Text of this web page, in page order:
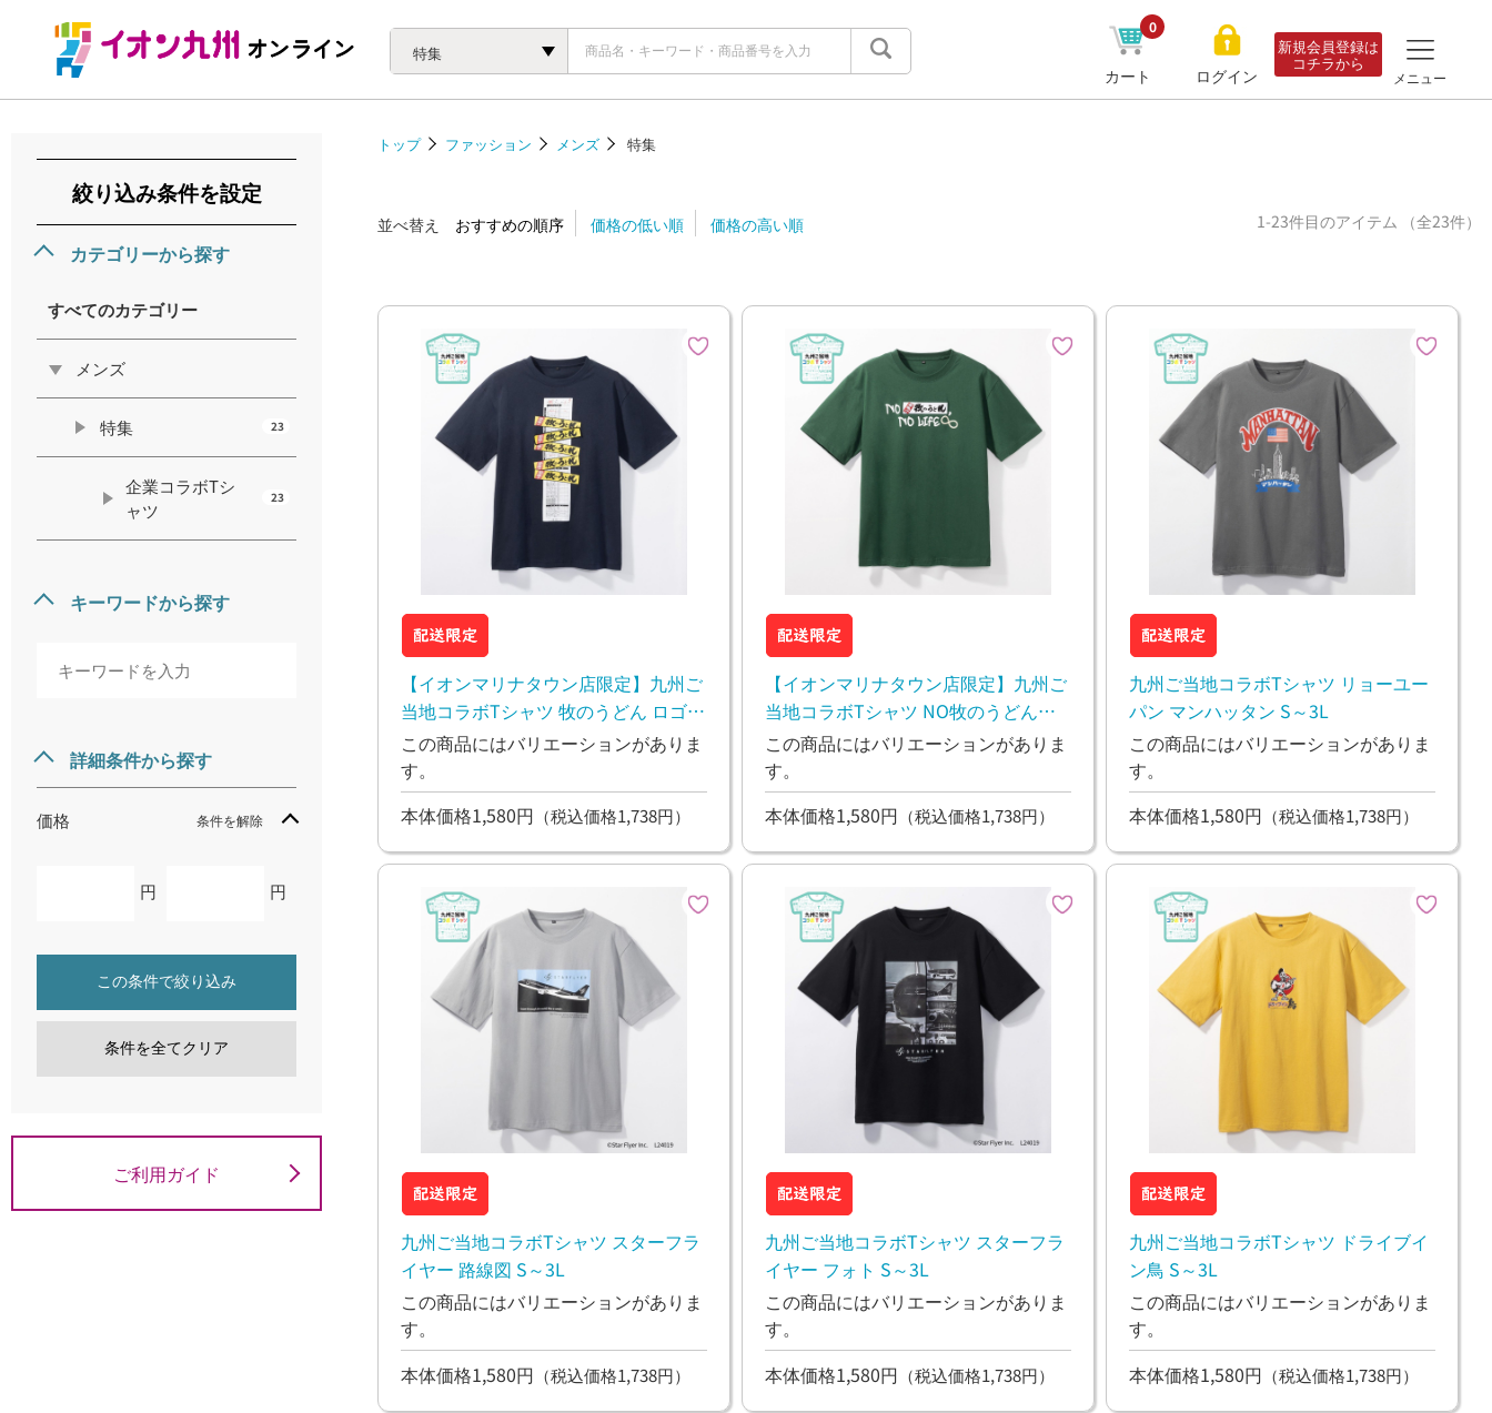
特集
カート
0
ログイン
新規会員登録は
コチラから
メニュー
絞り込み条件を設定
カテゴリーから探す
すべてのカテゴリー
メンズ
特集 23
企業コラボTシ
ャツ
23
キーワードから探す
詳細条件から探す
価格 条件を解除
円 円
この条件で絞り込み
条件を全てクリア
ご利用ガイド
トップ ファッション メンズ 特集
並べ替え おすすめの順序 価格の低い順 価格の高い順 1-23件目のアイテム （全23件）
【イオンマリナタウン店限定】九州ご
当地コラボTシャツ 牧のうどん ロゴた
くさん S～3L
この商品にはバリエーションがありま
す。
本体価格1,580円 （税込価格1,738円）
【イオンマリナタウン店限定】九州ご
当地コラボTシャツ NO牧のうどん
NOLIFE S～3L
この商品にはバリエーションがありま
す。
本体価格1,580円 （税込価格1,738円）
九州ご当地コラボTシャツ リョーユー
パン マンハッタン S～3L
この商品にはバリエーションがありま
す。
本体価格1,580円 （税込価格1,738円）
九州ご当地コラボTシャツ スターフラ
イヤー 路線図 S～3L
この商品にはバリエーションがありま
す。
本体価格1,580円 （税込価格1,738円）
九州ご当地コラボTシャツ スターフラ
イヤー フォト S～3L
この商品にはバリエーションがありま
す。
本体価格1,580円 （税込価格1,738円）
九州ご当地コラボTシャツ ドライブイ
ン鳥 S～3L
この商品にはバリエーションがありま
す。
本体価格1,580円 （税込価格1,738円）